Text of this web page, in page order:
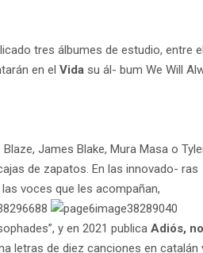
tres álbumes de estudio, entre
en el Vida su ál- bum We Will
James Blake, Mura Masa o
de zapatos. En las innovado- ras
las voces que les acompañan,
y en 2021 publica Adiós,
letras de diez canciones en catalán